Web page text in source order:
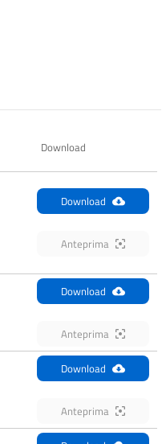
Download
Download
Anteprima
Download
Anteprima
Download
Anteprima